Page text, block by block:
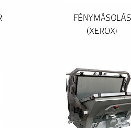
FÉNYMÁSOLÁS
(XEROX)